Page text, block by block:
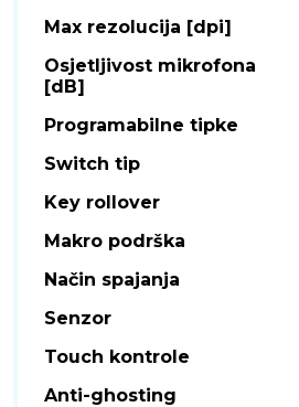
Max rezolucija [dpi]
Osjetljivost mikrofona
[dB]
Programabilne tipke
Switch tip
Key rollover
Makro podrška
Način spajanja
Senzor
Touch kontrole
Anti-ghosting